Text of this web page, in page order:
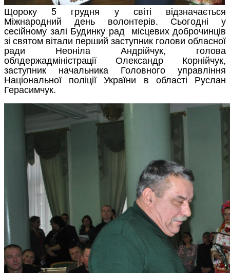
Щороку 5 грудня у світі відзначається
Міжнародний день волонтерів. Сьогодні у
сесійному залі Будинку рад місцевих доброчинців
зі святом вітали перший заступник голови обласної
ради Неоніла Андрійчук, голова
облдержадміністрації Олександр Корнійчук,
заступник начальника Головного управління
Національної поліції України в області Руслан
Герасимчук.